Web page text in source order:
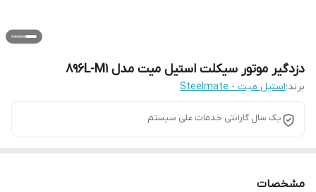
دزدگیر موتور سیکلت استیل میت مدل 896L-M1
برند:استیل میت - Steelmate
یک سال گارانتی خدمات علی سیستم
مشخصات